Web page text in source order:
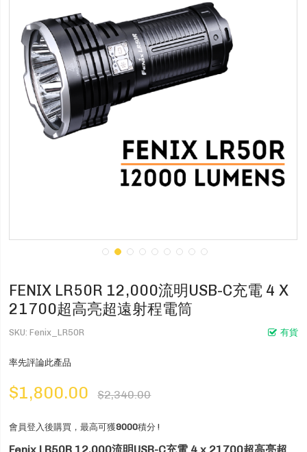
FENIX LR50R 12,000流明USB-C充電 4 X
21700超高亮超遠射程電筒
有貨
SKU Fenix_LR50R
率先評論此產品
$1,800.00 $2,340.00
會員登入後購買，最高可獲9000積分 !
Fenix LR50R 12,000流明USB-C充電 4 x 21700超高亮超